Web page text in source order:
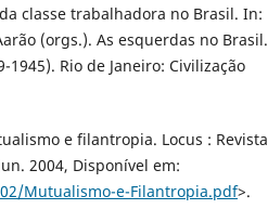
classe trabalhadora no Brasil. In:
(orgs.). As esquerdas no Brasil.
Rio de Janeiro: Civilização
e filantropia. Locus : Revista
2004, Disponível em:
Mutualismo-e-Filantropia.pdf>.